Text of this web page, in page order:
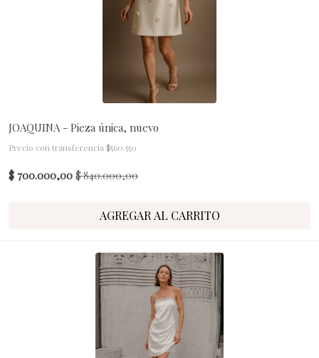
JOAQUINA - Pieza única, nuevo
Precio con transferencia $560.550
$ 700.000,00 $ 840.000,00
AGREGAR AL CARRITO